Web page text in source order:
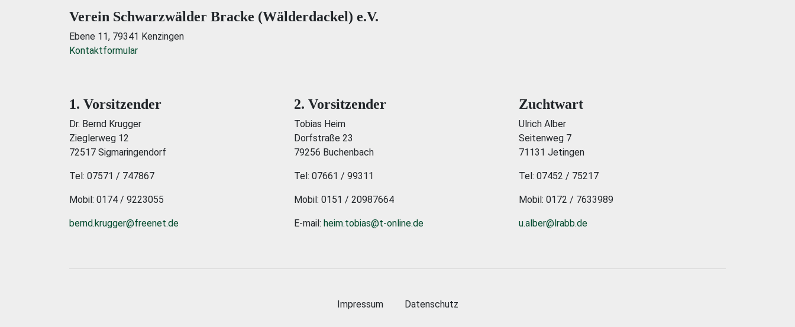
Verein Schwarzwälder Bracke (Wälderdackel) e.V.
Ebene 11, 79341 Kenzingen
Kontaktformular
1. Vorsitzender
Dr. Bernd Krugger
Zieglerweg 12
72517 Sigmaringendorf
Tel: 07571 / 747867
Mobil: 0174 / 9223055
bernd.krugger@freenet.de
2. Vorsitzender
Tobias Heim
Dorfstraße 23
79256 Buchenbach
Tel: 07661 / 99311
Mobil: 0151 / 20987664
E-mail: heim.tobias@t-online.de
Zuchtwart
Ulrich Alber
Seitenweg 7
71131 Jetingen
Tel: 07452 / 75217
Mobil: 0172 / 7633989
u.alber@lrabb.de
Impressum Datenschutz